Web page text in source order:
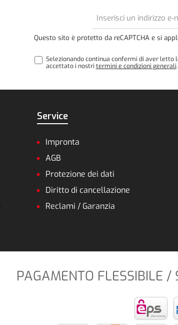
e-
Questo sito è protetto da reCAPTCHA e si
Selezionando continua confermi di aver letto
accettato i nostri termini e condizioni generali.
Service
Impronta
AGB
Protezione dei dati
Diritto di cancellazione
Reclami / Garanzia
PAGAMENTO FLESSIBILE /